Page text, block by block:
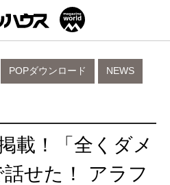
NEWS
POPダウンロード
載！「全くダメ
せた！ アラフ